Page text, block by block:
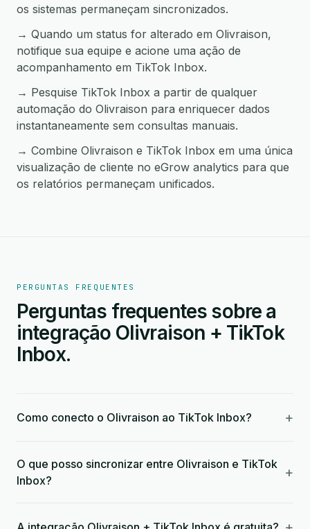
os sistemas permaneçam sincronizados.
→ Quando um status for alterado em Olivraison,
notifique sua equipe e acione uma ação de
acompanhamento em TikTok Inbox.
→ Pesquise TikTok Inbox a partir de qualquer
automação do Olivraison para enriquecer dados
instantaneamente sem consultas manuais.
→ Combine Olivraison e TikTok Inbox em uma única
visualização de cliente no eGrow analytics para que
os relatórios permaneçam unificados.
PERGUNTAS FREQUENTES
Perguntas frequentes sobre a
integração Olivraison + TikTok
Inbox.
Como conecto o Olivraison ao TikTok Inbox? +
O que posso sincronizar entre Olivraison e TikTok
Inbox?
+